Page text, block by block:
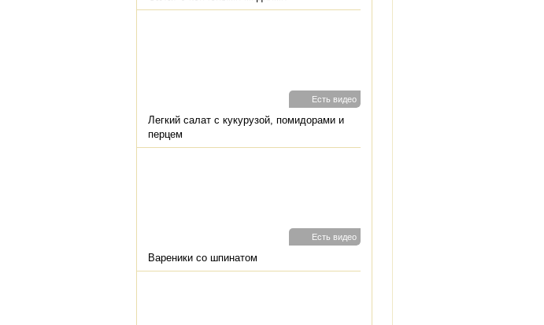
Есть видео
Легкий салат с кукурузой, помидорами и
перцем
Есть видео
Вареники со шпинатом